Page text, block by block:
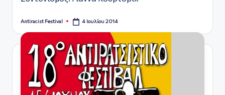
Συγγραφέας:
Antiracist Festival 4 Ιουλίου 2014